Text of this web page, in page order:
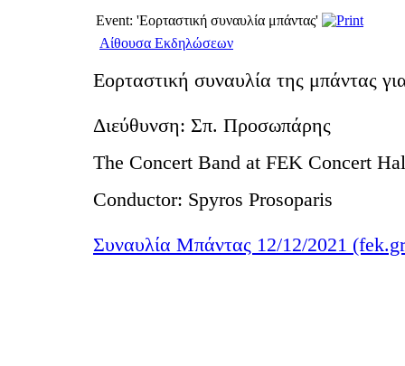
Event: 'Εορταστική συναυλία μπάντας'
Αίθουσα Εκδηλώσεων
Εορταστική συναυλία της μπάντας
Διεύθυνση: Σπ. Προσωπάρης
The Concert Band at FEK Concert
Conductor: Spyros Prosoparis
Συναυλία Μπάντας 12/12/2021